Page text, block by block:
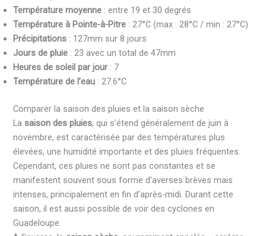
Température moyenne : entre 19 et 30 degrés
Température à Pointe-à-Pitre : 27°C (max : 28°C / min : 27°C)
Précipitations : 127mm sur 8 jours
Jours de pluie : 23 avec un total de 47mm
Heures de soleil par jour : 7
Température de l’eau : 27.6°C
Comparer la saison des pluies et la saison sèche
La saison des pluies, qui s’étend généralement de juin à
novembre, est caractérisée par des températures plus
élevées, une humidité importante et des pluies fréquentes.
Cependant, ces pluies ne sont pas constantes et se
manifestent souvent sous forme d’averses brèves mais
intenses, principalement en fin d’après-midi. Durant cette
saison, il est aussi possible de voir des cyclones en
Guadeloupe.